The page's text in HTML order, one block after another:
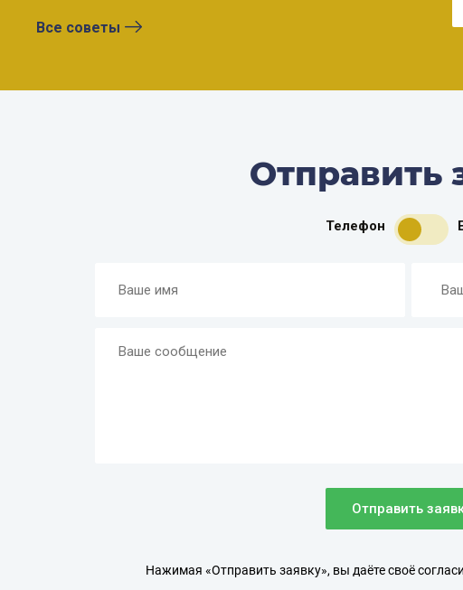
Все советы
Отправить
Телефон
Отправить
Нажимая «Отправить заявку», вы даёте своё